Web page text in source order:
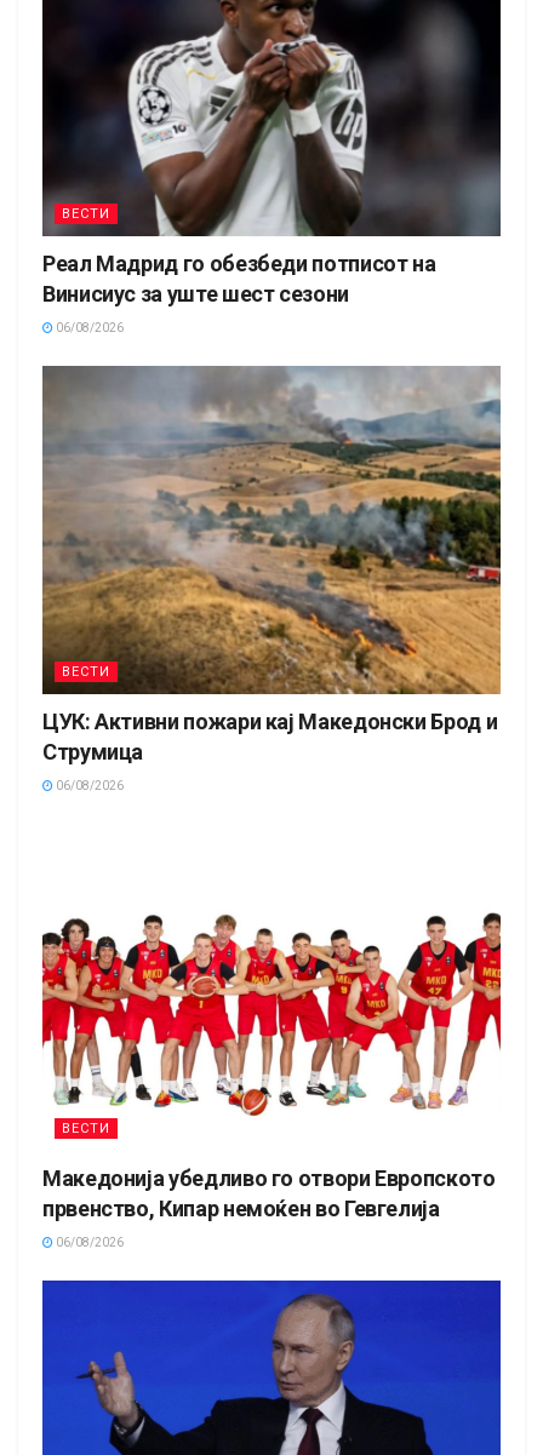
ВЕСТИ
Реал Мадрид го обезбеди потписот на
Винисиус за уште шест сезони
06/08/2026
ВЕСТИ
ЦУК: Активни пожари кај Македонски Брод и
Струмица
06/08/2026
ВЕСТИ
Македонија убедливо го отвори Европското
првенство, Кипар немоќен во Гевгелија
06/08/2026